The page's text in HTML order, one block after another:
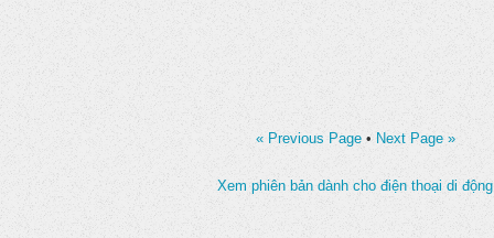
« Previous Page • Next Page »
Xem phiên bản dành cho điện thoại di động